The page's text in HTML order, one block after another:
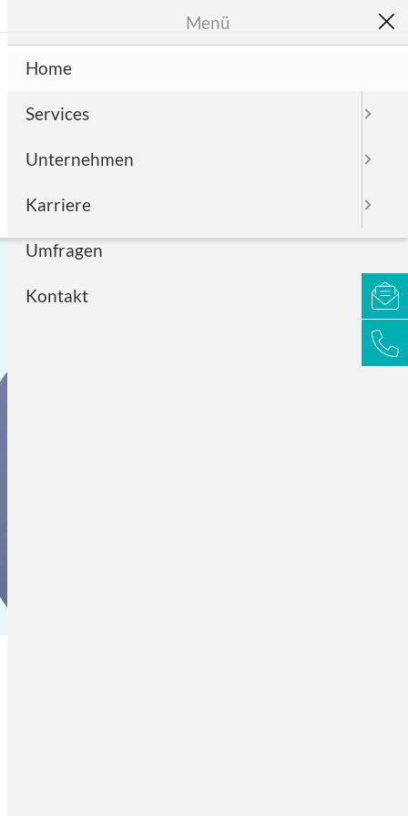
Menü
Home
Services
Unternehmen
Karriere
Umfragen
Kontakt